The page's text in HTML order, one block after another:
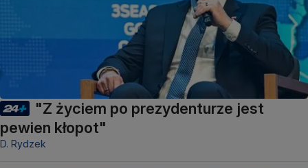
"Z życiem po prezydenturze jest
pewien kłopot"
D. Rydzek